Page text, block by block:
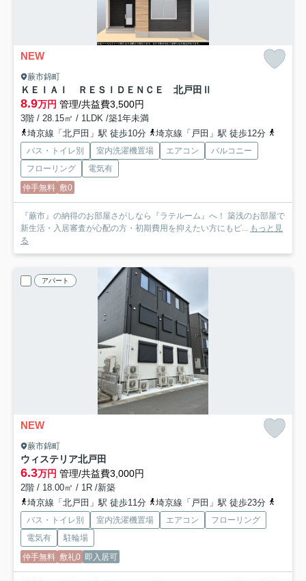
NEW
蕨市錦町
ＫＥＩＡＩ ＲＥＳＩＤＥＮＣＥ 北戸田Ⅱ
8.9万円 管理/共益費3,500円
3階 / 28.15㎡ / 1LDK /築1年未満
埼京線「北戸田」駅 徒歩10分
埼京線「戸田」駅 徒歩12分
バス・トイレ別 室内洗濯機置場 エアコン
バルコニー
フローリング
電気有
仲手無料 敷0
『蕨市』の納得のお部屋さがしなら『ラテルーム』へ！ 築浅のお部屋で
新生活・入居審査が心配の方・初期費用を抑えたい方にもピ... もっと見
る
アパート
NEW
蕨市錦町
ウィステリア北戸田
6.3万円 管理/共益費3,000円
2階 / 18.00㎡ / 1R /新築
埼京線「北戸田」駅 徒歩11分
埼京線「戸田」駅 徒歩23分
バス・トイレ別 室内洗濯機置場 エアコン
フローリング
電気有
駐輪場
仲手無料 敷礼0 即入居可